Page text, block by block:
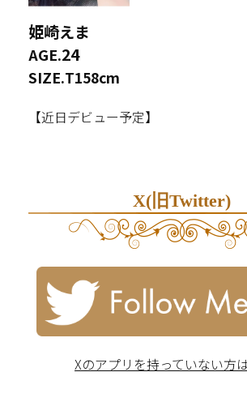
姫崎えま
AGE.24
SIZE.T158cm
【近日デビュー予定】
X(旧Twitter)
Xのアプリを持っていない方